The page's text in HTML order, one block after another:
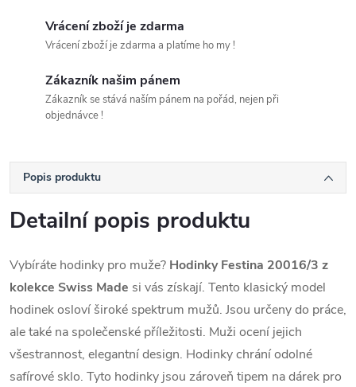
Vrácení zboží je zdarma
Vrácení zboží je zdarma a platíme ho my !
Zákazník našim pánem
Zákazník se stává naším pánem na pořád, nejen při
objednávce !
Popis produktu
Detailní popis produktu
Vybíráte hodinky pro muže? Hodinky Festina 20016/3 z
kolekce Swiss Made si vás získají. Tento klasický model
hodinek osloví široké spektrum mužů. Jsou určeny do práce,
ale také na společenské příležitosti. Muži ocení jejich
všestrannost, elegantní design. Hodinky chrání odolné
safírové sklo. Tyto hodinky jsou zároveň tipem na dárek pro